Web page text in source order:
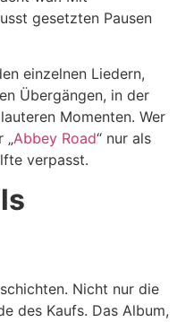
gesetzten Pausen
einzelnen Liedern,
Übergängen, in der
Momenten. Wer
„Abbey Road“ nur als
verpasst.
Nicht nur die
des Kaufs. Das Album,